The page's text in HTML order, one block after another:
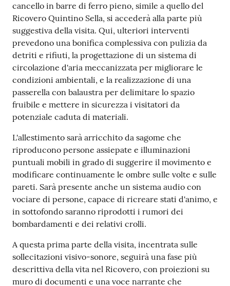
cancello in barre di ferro pieno, simile a quello del
Ricovero Quintino Sella, si accederà alla parte più
suggestiva della visita. Qui, ulteriori interventi
prevedono una bonifica complessiva con pulizia da
detriti e rifiuti, la progettazione di un sistema di
circolazione d'aria meccanizzata per migliorare le
condizioni ambientali, e la realizzazione di una
passerella con balaustra per delimitare lo spazio
fruibile e mettere in sicurezza i visitatori da
potenziale caduta di materiali.
L'allestimento sarà arricchito da sagome che
riproducono persone assiepate e illuminazioni
puntuali mobili in grado di suggerire il movimento e
modificare continuamente le ombre sulle volte e sulle
pareti. Sarà presente anche un sistema audio con
vociare di persone, capace di ricreare stati d'animo, e
in sottofondo saranno riprodotti i rumori dei
bombardamenti e dei relativi crolli.
A questa prima parte della visita, incentrata sulle
sollecitazioni visivo-sonore, seguirà una fase più
descrittiva della vita nel Ricovero, con proiezioni su
muro di documenti e una voce narrante che